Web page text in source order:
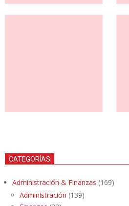
CATEGORÍAS
Administración & Finanzas (169)
Administración (139)